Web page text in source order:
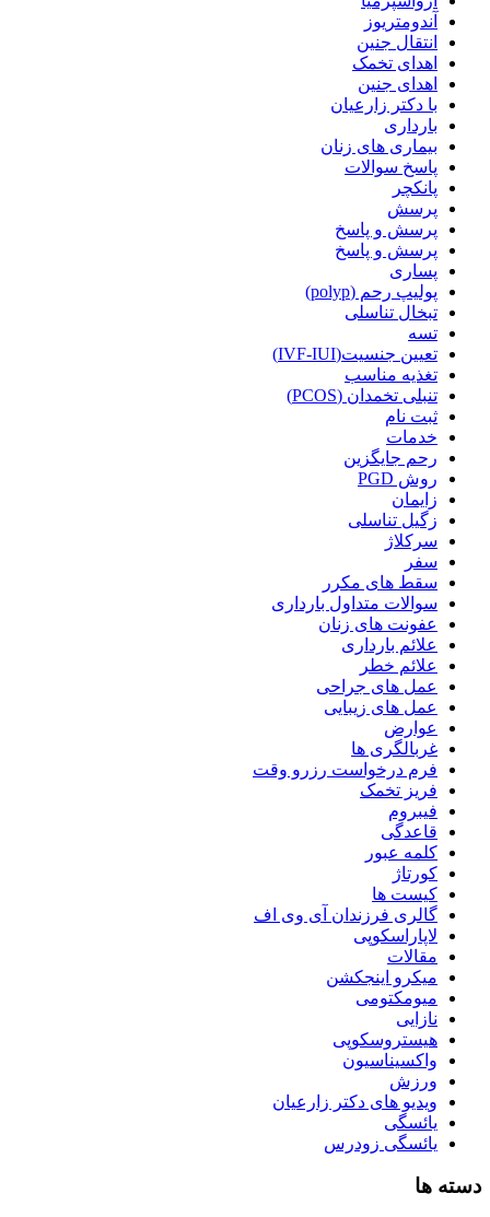
آندومتریوز
انتقال جنین
اهدای تخمک
اهدای جنین
با دکتر زارعیان
بارداری
بیماری های زنان
پاسخ سوالات
پانکچر
پرسش
پرسش و پاسخ
پرسش و پاسخ
پساری
پولیپ رحم (polyp)
تبخال تناسلی
تسه
تعیین جنسیت(IVF-IUI)
تغذیه مناسب
تنبلی تخمدان (PCOS)
ثبت نام
خدمات
رحم جایگزین
روش PGD
زایمان
زگیل تناسلی
سرکلاژ
سفر
سقط های مکرر
سوالات متداول بارداری
عفونت های زنان
علائم بارداری
علائم خطر
عمل های جراحی
عمل های زیبایی
عوارض
غربالگری ها
فرم درخواست رزرو وقت
فریز تخمک
فیبروم
قاعدگی
کلمه عبور
کورتاژ
کیست ها
گالری فرزندان آی وی اف
لاپاراسکوپی
مقالات
میکرو اینجکشن
میومکتومی
نازایی
هیستروسکوپی
واکسیناسیون
ورزش
ویدیو های دکتر زارعیان
یائسگی
یائسگی زودرس
دسته ها